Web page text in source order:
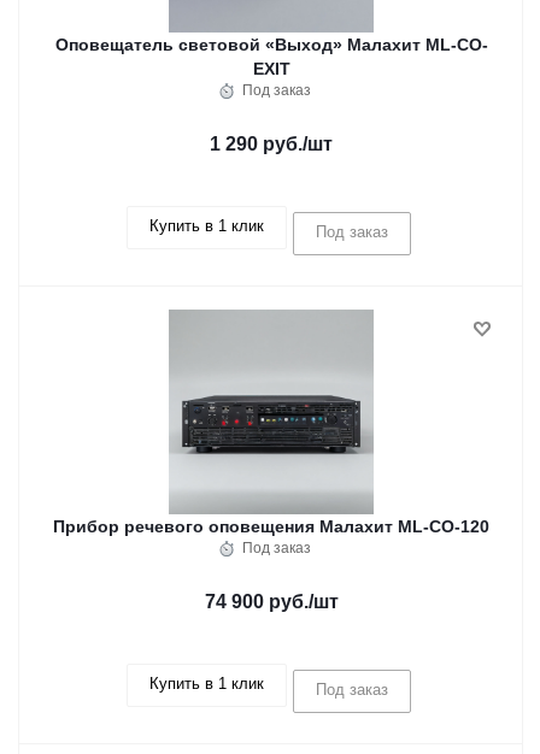
Оповещатель световой «Выход» Малахит ML-CO-
EXIT
Под заказ
1 290 руб./шт
Купить в 1 клик Под заказ
Прибор речевого оповещения Малахит ML-CO-120
Под заказ
74 900 руб./шт
Купить в 1 клик Под заказ